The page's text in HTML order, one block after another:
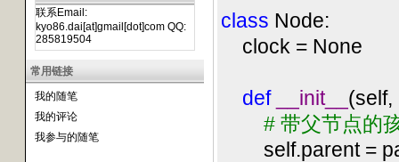
联系Email:
kyo86.dai[at]gmail[dot]com QQ:
285819504
常用链接
我的随笔
我的评论
我参与的随笔
class Node:
clock = None
def __init__ (self,
# 带父节点的
self.parent =